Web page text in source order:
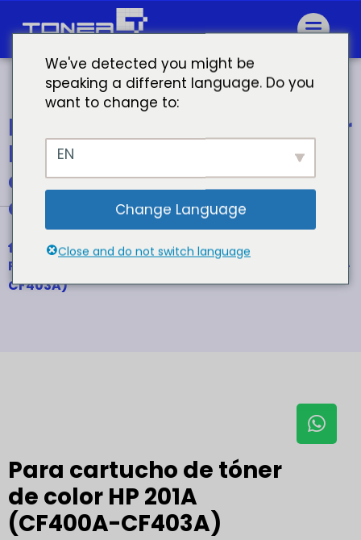
hp laserjet cartucho de tóner
hp 201a cartucho de tóner
color laserjet pro m252dw
cartuchos de tóner
Inicio
Para cartucho de tóner de color HP 201A (CF400A-
CF403A)
Para cartucho de tóner
de color HP 201A
(CF400A-CF403A)
We've detected you might be
speaking a different language. Do you
want to change to:
EN
Change Language
Close and do not switch language